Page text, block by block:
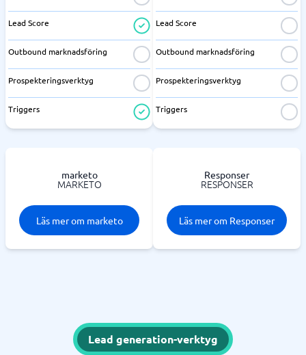
Lead Score
Outbound marknadsföring
Prospekteringsverktyg
Triggers
Lead Score
Outbound marknadsföring
Prospekteringsverktyg
Triggers
marketo
MARKETO
Läs mer om marketo
Responser
RESPONSER
Läs mer om Responser
Lead generation-verktyg